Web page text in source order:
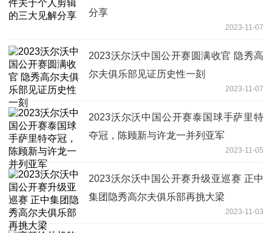
分享
2023-11-07
2023沃尔沃中国公开赛圆满收官 隐秀高
尔夫俱乐部见证历史性一刻
2023-11-07
2023沃尔沃中国公开赛泰国球手萨里特
夺冠，陈顾新与许龙一并列亚军
2023-11-05
2023沃尔沃中国公开赛升级亚巡赛 正中
集团隐秀高尔夫俱乐部再挑大梁
2023-11-03